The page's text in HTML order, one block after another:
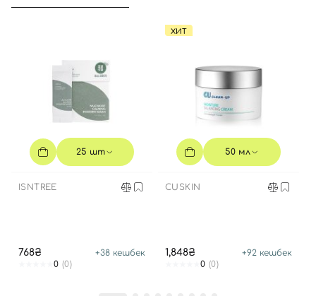
25 шт
ISNTREE
768₴ +38 кешбек
0 (0)
ХИТ
50 мл
CUSKIN
1,848₴ +92 кешбек
0 (0)